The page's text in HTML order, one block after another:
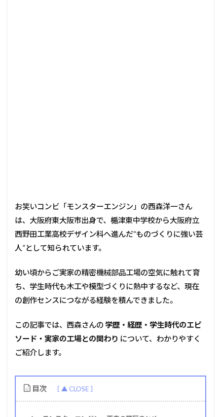
お笑いコンビ「モンスターエンジン」の西森洋一さん
は、大阪府東大阪市出身で、楯津東中学校から大阪府立
西野田工業高校デザイン科へ進んだ“ものづくりに強い芸
人”として知られています。
幼い頃からご実家の精密機械部品工場の空気に触れて育
ち、学生時代も木工や模型づくりに熱中するなど、現在
の創作センスにつながる経験を積んできました。
この記事では、西森さんの 学歴・経歴・学生時代のエピ
ソード・実家の工場との関わり について、わかりやすく
ご紹介します。
目次